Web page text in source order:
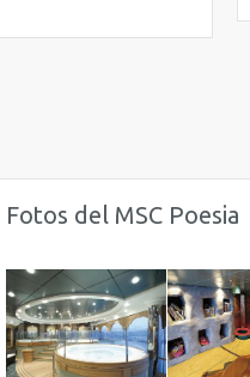
Fotos del MSC Poesia